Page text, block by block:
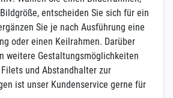
entscheiden Sie sich für ein
Sie je nach Ausführung eine
oder einen Keilrahmen. Darüber
weitere Gestaltungsmöglichkeiten
und Abstandhalter zur
ist unser Kundenservice gerne für